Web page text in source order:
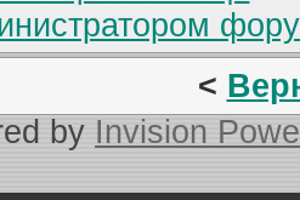
<
by Invision